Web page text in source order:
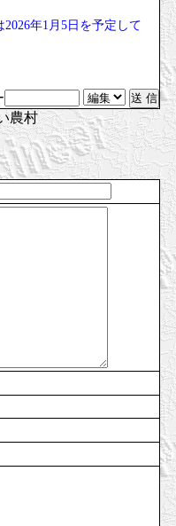
年1月5日を予定して
農村